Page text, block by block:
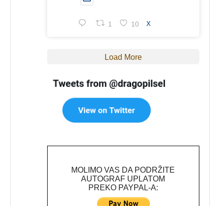
1 10 X
Load More
MOLIMO VAS DA PODRŽITE
AUTOGRAF UPLATOM
PREKO PAYPAL-A: